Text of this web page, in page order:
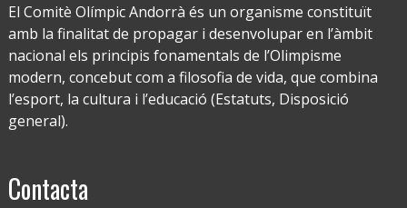
El Comitè Olímpic Andorrà és un organisme constituït
amb la finalitat de propagar i desenvolupar en l’àmbit
nacional els principis fonamentals de l’Olimpisme
modern, concebut com a filosofia de vida, que combina
l’esport, la cultura i l’educació (Estatuts, Disposició
general).
Contacta